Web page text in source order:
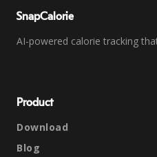
SnapCalorie
AI-powered calorie tracking
Product
Download
Blog